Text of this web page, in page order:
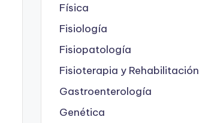
Física
Fisiología
Fisiopatología
Fisioterapia y Rehabilitación
Gastroenterología
Genética